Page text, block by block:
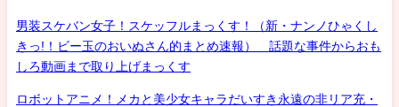
男装スケバン女子！スケッフルまっくす！（新・ナンノひゃくし
きっ!！ビー玉のおいぬさん的まとめ速報） 話題な事件からおも
しろ動画まで取り上げまっくす
ロボットアニメ！メカと美少女キャラだいすき永遠の非リア充・